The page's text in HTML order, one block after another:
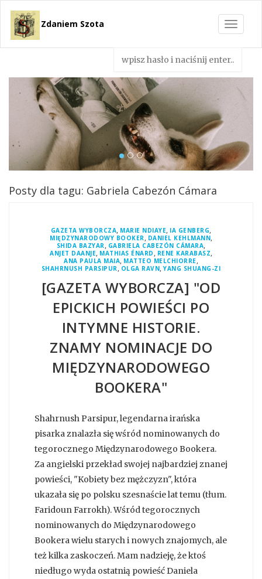
Toggle
Zdaniem Szota
Posty dla tagu: Gabriela Cabezón Cámara
GAZETA WYBORCZA, MARIE NDIAYE, IA GENBERG,
MIĘDZYNARODOWY BOOKER, DANIEL KEHLMANN,
SHIDA BAZYAR, GABRIELA CABEZÓN CÁMARA,
ANJET DAANJE, MATHIAS ÉNARD , RENE KARABASZ,
ANA PAULA MAIA, MATTEO MELCHIORRE,
SHAHRNUSH PARSIPUR, OLGA RAVN,YANG SHUANG-ZI
[GAZETA WYBORCZA] "OD
EPICKICH POWIEŚCI PO
INTYMNE HISTORIE.
ZNAMY NOMINACJE DO
MIĘDZYNARODOWEGO
BOOKERA"
Shahrnush Parsipur, legendarna irańska
pisarka znalazła się wśród nominowanych do
tegorocznego Międzynarodowego Bookera.
Za angielski przekład swojej najbardziej znanej
powieści, "Kobiety bez mężczyzn", która
ukazała się po polsku szesnaście lat temu (tłum.
Faridoun Farrokh). Wśród tegorocznych
nominowanych do Międzynarodowego
Bookera wielu starych i nowych znajomych, ale
też kilka zaskoczeń. Mam nadzieję, że ktoś
niedługo wyda ostatnią powieść Daniela